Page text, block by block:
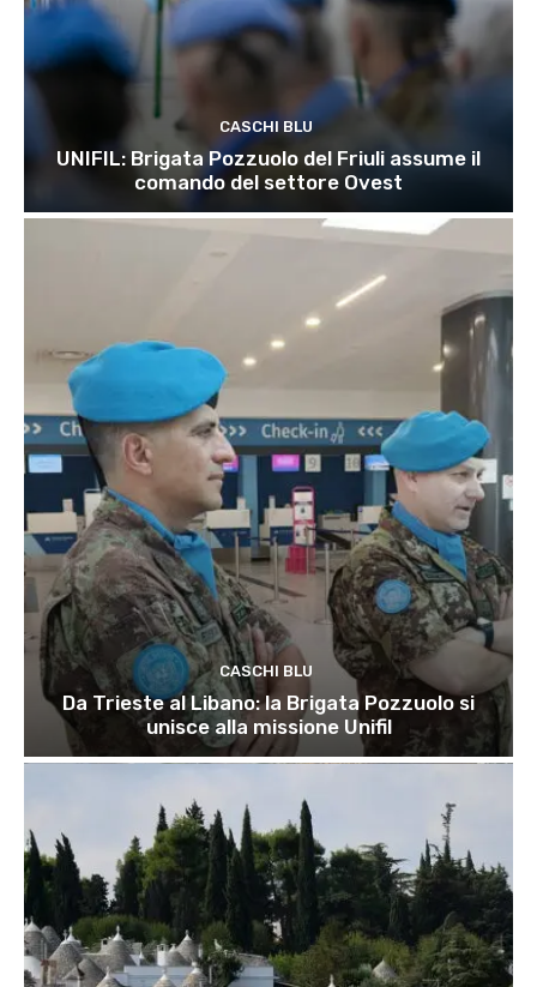
CASCHI BLU
UNIFIL: Brigata Pozzuolo del Friuli assume il
comando del settore Ovest
CASCHI BLU
Da Trieste al Libano: la Brigata Pozzuolo si
unisce alla missione Unifil